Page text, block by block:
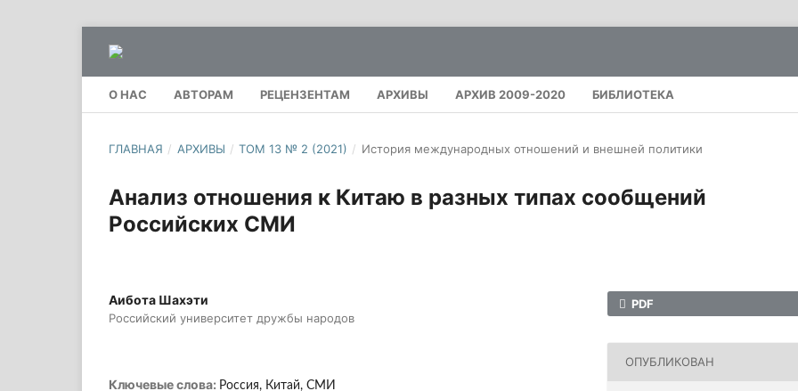
О НАС АВТОРАМ РЕЦЕНЗЕНТАМ АРХИВЫ АРХИВ 2009-2020 БИБЛИОТЕКА
ГЛАВНАЯ / АРХИВЫ / ТОМ 13 № 2 (2021) / История международных отношений и внешней политики
Анализ отношения к Китаю в разных типах сообщений
Российских СМИ
Аибота Шахэти
Российский университет дружбы народов
Ключевые слова: Россия, Китай, СМИ
PDF
ОПУБЛИКОВАН